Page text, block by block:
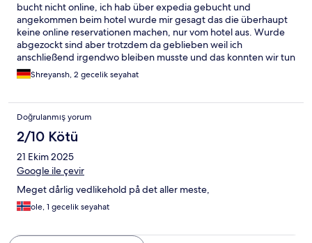
bucht nicht online, ich hab über expedia gebucht und
angekommen beim hotel wurde mir gesagt das die überhaupt
keine online reservationen machen, nur vom hotel aus. Wurde
abgezockt sind aber trotzdem da geblieben weil ich
anschließend irgendwo bleiben musste und das konnten wir tun
weil wir nochmal bezahlen mussten.
Shreyansh, 2 gecelik seyahat
Doğrulanmış yorum
2/10 Kötü
21 Ekim 2025
Google ile çevir
Meget dårlig vedlikehold på det aller meste,
ole, 1 gecelik seyahat